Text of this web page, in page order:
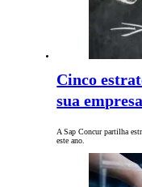
Cinco
sua
A Sap Concur partilha
este ano.